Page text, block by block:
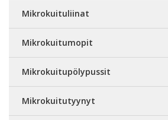
Mikrokuituliinat
Mikrokuitumopit
Mikrokuitupölypussit
Mikrokuitutyynyt